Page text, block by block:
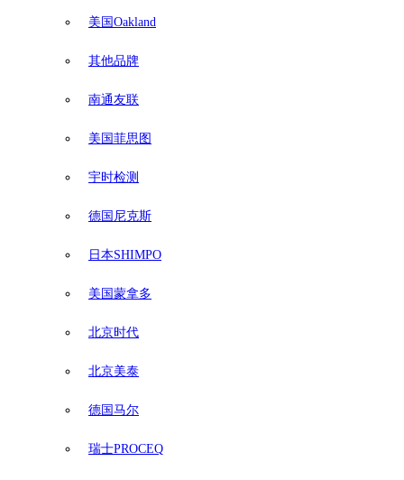
美国Oakland
其他品牌
南通友联
美国菲思图
宇时检测
德国尼克斯
日本SHIMPO
美国蒙拿多
北京时代
北京美泰
德国马尔
瑞士PROCEQ